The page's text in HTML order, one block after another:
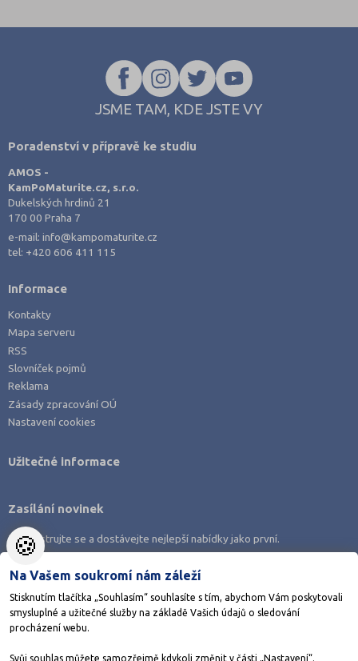
JSME TAM, KDE JSTE VY
Poradenství v přípravě ke studiu
AMOS -
KamPoMaturite.cz, s.r.o.
Dukelských hrdinů 21
170 00 Praha 7
e-mail:info@kampomaturite.cz
tel: +420 606 411 115
Informace
Kontakty
Mapa serveru
RSS
Slovníček pojmů
Reklama
Zásady zpracování OÚ
Nastavení cookies
Stáhněte si aplikaci Adresář škol
Užitečné informace
Zasílání novinek
Zaregistrujte se a dostávejte nejlepší nabídky jako první.
🍪
Na Vašem soukromí nám záleží
Stisknutím tlačítka „Souhlasím“ souhlasíte s tím, abychom Vám poskytovali
smysluplné a užitečné služby na základě Vašich údajů o sledování
procházení webu.
Svůj souhlas můžete samozřejmě kdykoli změnit v části „Nastavení“.